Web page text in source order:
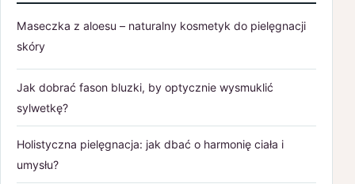
Maseczka z aloesu – naturalny kosmetyk do pielęgnacji
skóry
Jak dobrać fason bluzki, by optycznie wysmuklić
sylwetkę?
Holistyczna pielęgnacja: jak dbać o harmonię ciała i
umysłu?